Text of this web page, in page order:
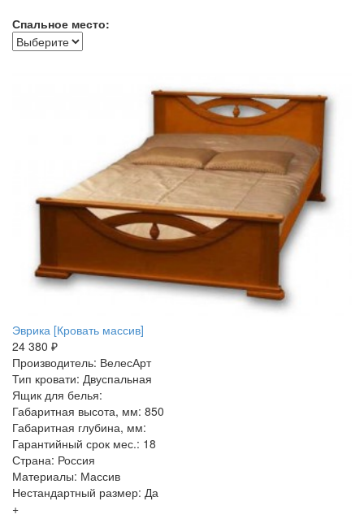
Спальное место:
Эврика [Кровать массив]
24 380 ₽
Производитель: ВелесАрт
Тип кровати: Двуспальная
Ящик для белья:
Габаритная высота, мм: 850
Габаритная глубина, мм:
Гарантийный срок мес.: 18
Страна: Россия
Материалы: Массив
Нестандартный размер: Да
+